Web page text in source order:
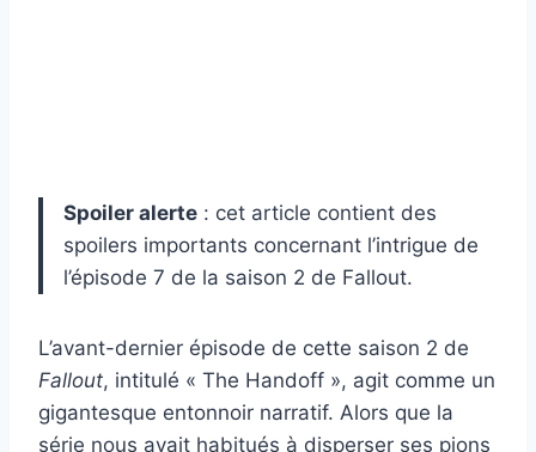
Spoiler alerte : cet article contient des
spoilers importants concernant l’intrigue de
l’épisode 7 de la saison 2 de Fallout.
L’avant-dernier épisode de cette saison 2 de
Fallout, intitulé « The Handoff », agit comme un
gigantesque entonnoir narratif. Alors que la
série nous avait habitués à disperser ses pions